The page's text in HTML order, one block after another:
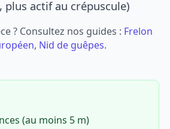
actif au crépuscule)
? Consultez nos guides : Frelon
, Nid de guêpes.
(au moins 5 m)